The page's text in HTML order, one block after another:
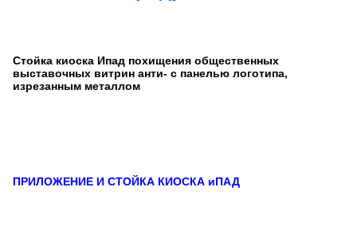
Стойка киоска Ипад похищения общественных
выставочных витрин анти- с панелью логотипа,
изрезанным металлом
ПРИЛОЖЕНИЕ И СТОЙКА КИОСКА иПАД